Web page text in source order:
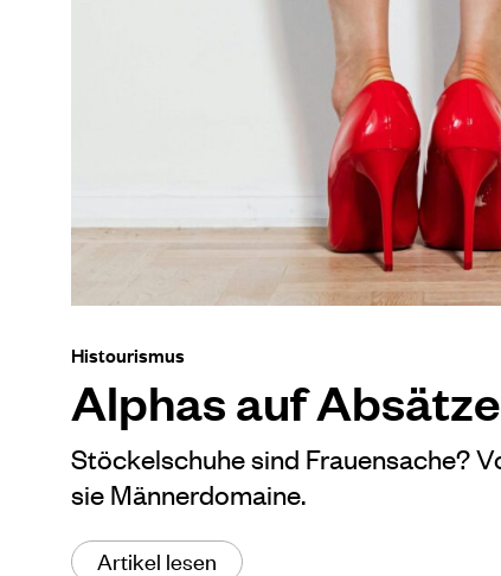
Histourismus
Alphas auf
Stöckelschuhe sind Frauensache?
sie Männerdomaine.
Artikel lesen